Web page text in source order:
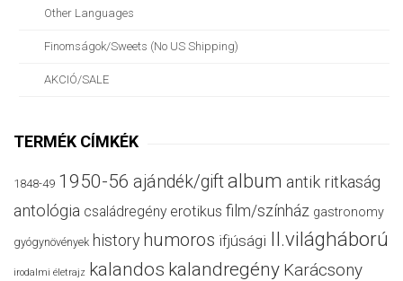
Other Languages
Finomságok/sweets (no US Shipping)
AKCIÓ/SALE
TERMÉK CÍMKÉK
1848-49 1950-56 ajándék/giftalbum antik ritkaság
antológia családregény erotikus film/színház gastronomy
gyógynövények history humoros ifjúsági II.világháború
irodalmi életrajz kalandos kalandregény Karácsony